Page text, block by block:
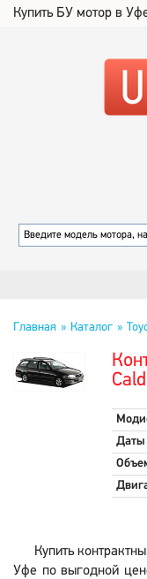
Купить БУ мотор в
Главная Каталог
Даты
Купить
Уфе по выгодной